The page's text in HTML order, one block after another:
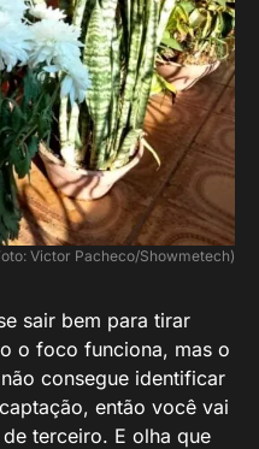
Victor Pacheco/Showmetech)
sair bem para tirar
o foco funciona, mas o
consegue identificar
então você vai
terceiro. E olha que